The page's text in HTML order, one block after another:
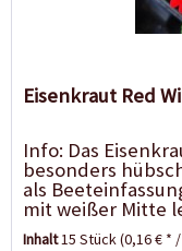
Eisenkraut Red
Info: Das
besonders
als
mit weißer Mitte
Sommer hinweg....
Inhalt15 Stück(0,16 € *